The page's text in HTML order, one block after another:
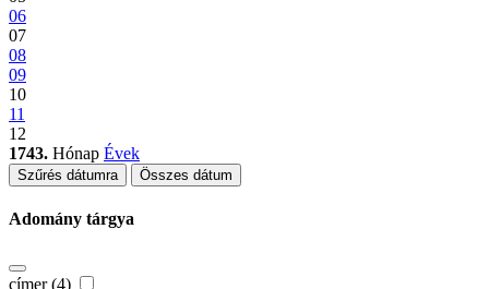
06
07
08
09
10
11
12
1743. Hónap Évek
Szűrés dátumra Összes dátum
Adomány tárgya
címer (4)